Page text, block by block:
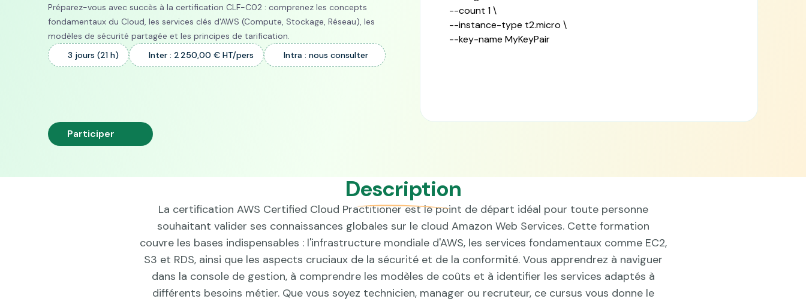
Préparez-vous avec succès à la certification CLF-C02 : comprenez les concepts
fondamentaux du Cloud, les services clés d'AWS (Compute, Stockage, Réseau), les
modèles de sécurité partagée et les principes de tarification.
3 jours (21 h)
Inter : 2 250,00 € HT/pers Intra : nous consulter
	--key-name MyKeyPair
Participer
Description
La certification AWS Certified Cloud Practitioner est le point de départ idéal pour toute personne
souhaitant valider ses connaissances globales sur le cloud Amazon Web Services. Cette formation
couvre les bases indispensables : l'infrastructure mondiale d'AWS, les services fondamentaux comme EC2,
S3 et RDS, ainsi que les aspects cruciaux de la sécurité et de la conformité. Vous apprendrez à naviguer
dans la console de gestion, à comprendre les modèles de coûts et à identifier les services adaptés à
différents besoins métier. Que vous soyez technicien, manager ou recruteur, ce cursus vous donne le